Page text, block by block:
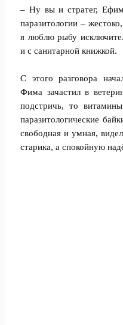
– Ну вы и стратег,
паразитологии –
я люблю рыбу
и с санитарной книжкой.
С этого разговора
Фима зачастил в
подстричь, то
паразитологические
свободная и умная,
старика, а спокойную